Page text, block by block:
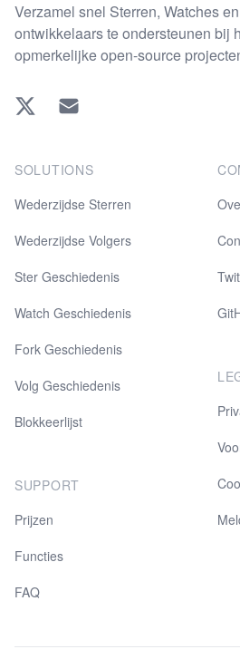
Verzamel snel Sterren, Watches
ontwikkelaars te ondersteunen bij
opmerkelijke open-source
Twitter EMAIL
SOLUTIONS
Wederzijdse Sterren
Wederzijdse Volgers
Ster Geschiedenis
Watch Geschiedenis
Fork Geschiedenis
Volg Geschiedenis
Blokkeerlijst
SUPPORT
Prijzen
Functies
FAQ